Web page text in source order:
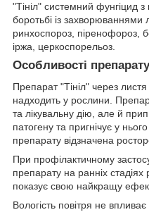
"Тініл" системний фунгіцид
боротьбі із захворюваннями
ринхоспороз, піренофороз,
іржа, церкоспорельоз.
Особливості
Препарат "Тініл" через листя
надходить у рослини.
та лікувальну дію, але й
патогену та пригнічує у
препарату відзначена
При профілактичному
препарату на ранніх
показує свою найкращу
Вологість повітря не